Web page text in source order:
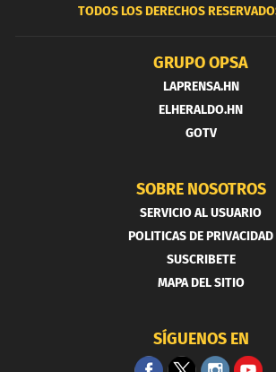
TODOS LOS DERECHOS
GRUPO OPSA
LAPRENSA.HN
ELHERALDO.HN
GOTV
SOBRE NOSOTROS
SERVICIO AL USUARIO
POLITICAS DE PRIVACIDAD
SUSCRIBETE
MAPA DEL SITIO
SÍGUENOS EN